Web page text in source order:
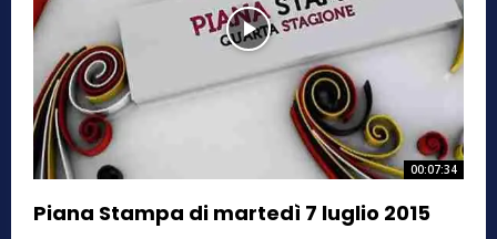
00:07:34
Piana Stampa di martedì 7 luglio 2015